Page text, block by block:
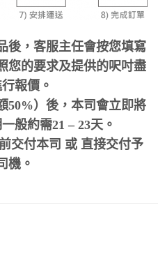
後，客服主任會按您填寫
您的要求及提供的呎吋盡
報價。
50%）後，本司會立即將
般約需21 – 23天。
交付本司 或 直接交付予
機。